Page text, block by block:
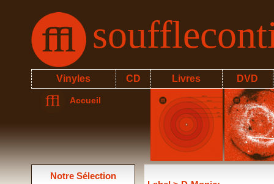
Vinyles CD Livres DVD
Accueil
Notre Sélection